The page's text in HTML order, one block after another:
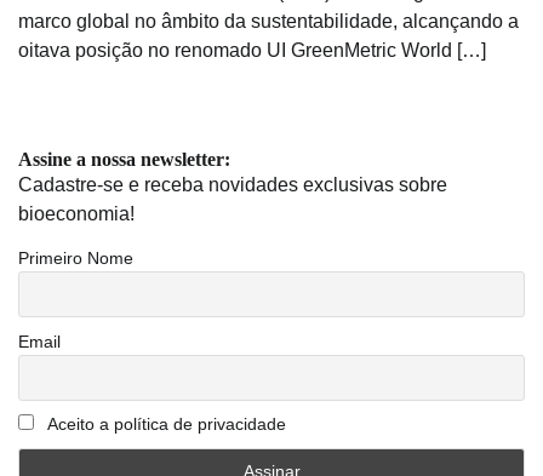
marco global no âmbito da sustentabilidade, alcançando a
oitava posição no renomado UI GreenMetric World […]
Assine a nossa newsletter:
Cadastre-se e receba novidades exclusivas sobre
bioeconomia!
Primeiro Nome
Email
Aceito a política de privacidade